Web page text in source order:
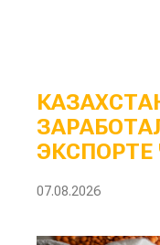
07.08.2026